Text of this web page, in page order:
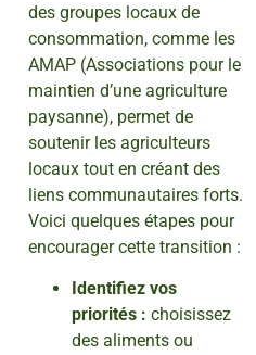
des groupes locaux de
consommation, comme les
AMAP (Associations pour le
maintien d’une agriculture
paysanne), permet de
soutenir les agriculteurs
locaux tout en créant des
liens communautaires forts.
Voici quelques étapes pour
encourager cette transition :
Identifiez vos
priorités : choisissez
des aliments ou